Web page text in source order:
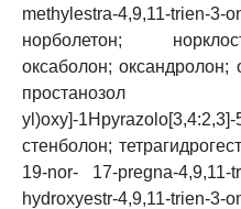
methylestra-4,9,11-trien-3-
норболетон;
оксаболон; оксандролон;
простанозол
yl)oxy]-
стенболон;
19-nor- 17-pregna-
hydroxyestr-4,9,11-